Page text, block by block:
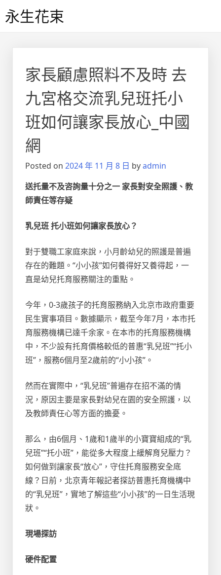
to永生花束
家長顧慮照料不及時 去
九宮格交流乳兒班托小
班如何讓家長放心_中國
網
Posted on 2024 年 11 月 8 日 byadmin
送托量不及咨詢量十分之一 家長對安全照護、教
師責任等存疑
乳兒班 托小班如何讓家長放心？
對于雙職工家庭來說，小月齡幼兒的照護是普遍
存在的難題。“小小孩”如何養得好又養得起，一
直是幼兒托育服務關注的重點。
今年，0-3歲孩子的托育服務納入北京市政府重要
民生實事項目。數據顯示，截至今年7月，本市托
育服務機構已達千余家。在本市的托育服務機構
中，不少設有托育價格較低的普惠“乳兒班”“托小
班”，服務6個月至2歲前的“小小孩”。
然而在實際中，“乳兒班”普遍存在招不滿的情
況，原因主要是家長對幼兒在園的安全照護，以
及教師責任心等方面的擔憂。
那么，由6個月、1歲和1歲半的小寶寶組成的“乳
兒班”“托小班”，能從多大程度上緩解育兒壓力？
如何做到讓家長“放心”，守住托育服務安全底
線？日前，北京青年報記者探訪普惠托育機構中
的“乳兒班”，實地了解這些“小小孩”的一日生活現
狀。
現場探訪
硬件配置